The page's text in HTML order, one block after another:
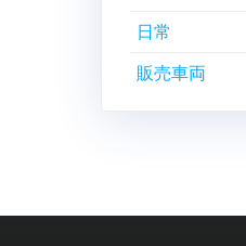
日常
販売車両